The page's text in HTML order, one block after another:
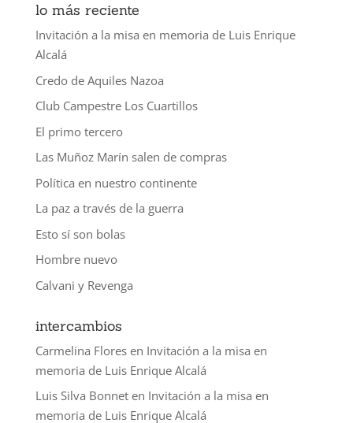
lo más reciente
Invitación a la misa en memoria de Luis Enrique
Alcalá
Credo de Aquiles Nazoa
Club Campestre Los Cuartillos
El primo tercero
Las Muñoz Marín salen de compras
Política en nuestro continente
La paz a través de la guerra
Esto sí son bolas
Hombre nuevo
Calvani y Revenga
intercambios
Carmelina Floresen Invitación a la misa en
memoria de Luis Enrique Alcalá
Luis Silva Bonneten Invitación a la misa en
memoria de Luis Enrique Alcalá